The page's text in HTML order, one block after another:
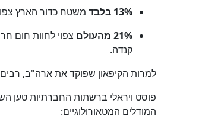
13% בלבד
משטח כדור הארץ
21% מהעולם
צפוי לחוות חום
קנדה.
למרות הקיפאון שפוקד את ארה"ב, רבים
פוסט ויראלי ברשתות החברתיות טען
המודלים המטאורולוגיים: